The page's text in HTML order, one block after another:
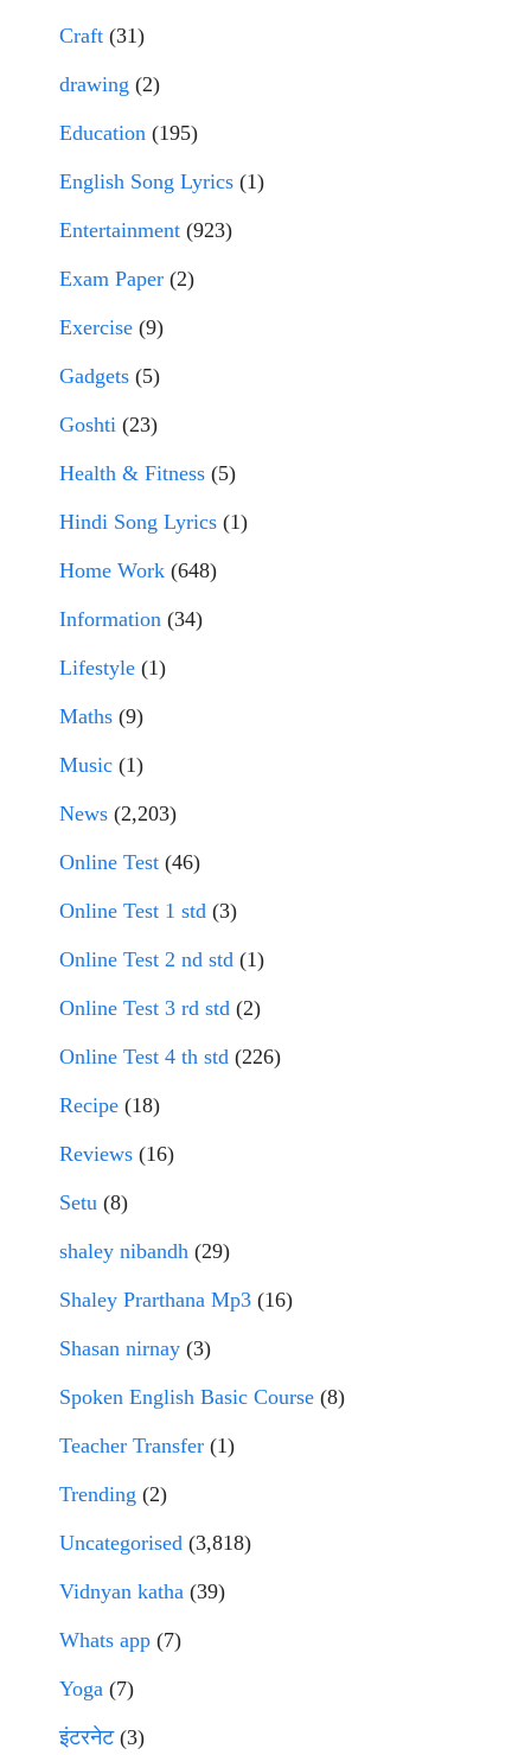
Craft (31)
drawing (2)
Education (195)
English Song Lyrics (1)
Entertainment (923)
Exam Paper (2)
Exercise (9)
Gadgets (5)
Goshti (23)
Health & Fitness (5)
Hindi Song Lyrics (1)
Home Work (648)
Information (34)
Lifestyle (1)
Maths (9)
Music (1)
News (2,203)
Online Test (46)
Online Test 1 std (3)
Online Test 2 nd std (1)
Online Test 3 rd std (2)
Online Test 4 th std (226)
Recipe (18)
Reviews (16)
Setu (8)
shaley nibandh (29)
Shaley Prarthana Mp3 (16)
Shasan nirnay (3)
Spoken English Basic Course (8)
Teacher Transfer (1)
Trending (2)
Uncategorised (3,818)
Vidnyan katha (39)
Whats app (7)
Yoga (7)
इंटरनेट(3)